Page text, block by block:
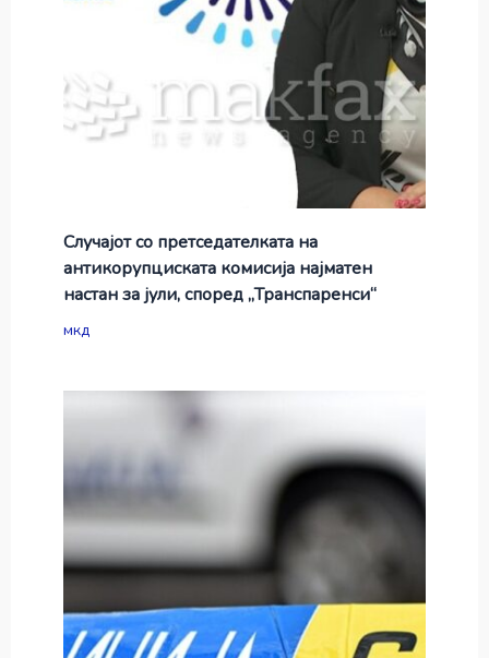
Случајот со претседателката на
антикорупциската комисија најматен
настан за јули, според „Транспаренси“
мкд